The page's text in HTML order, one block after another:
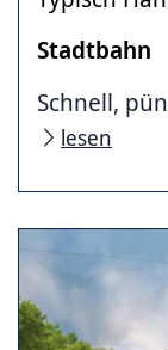
Stadtbahn
Schnell,
lesen